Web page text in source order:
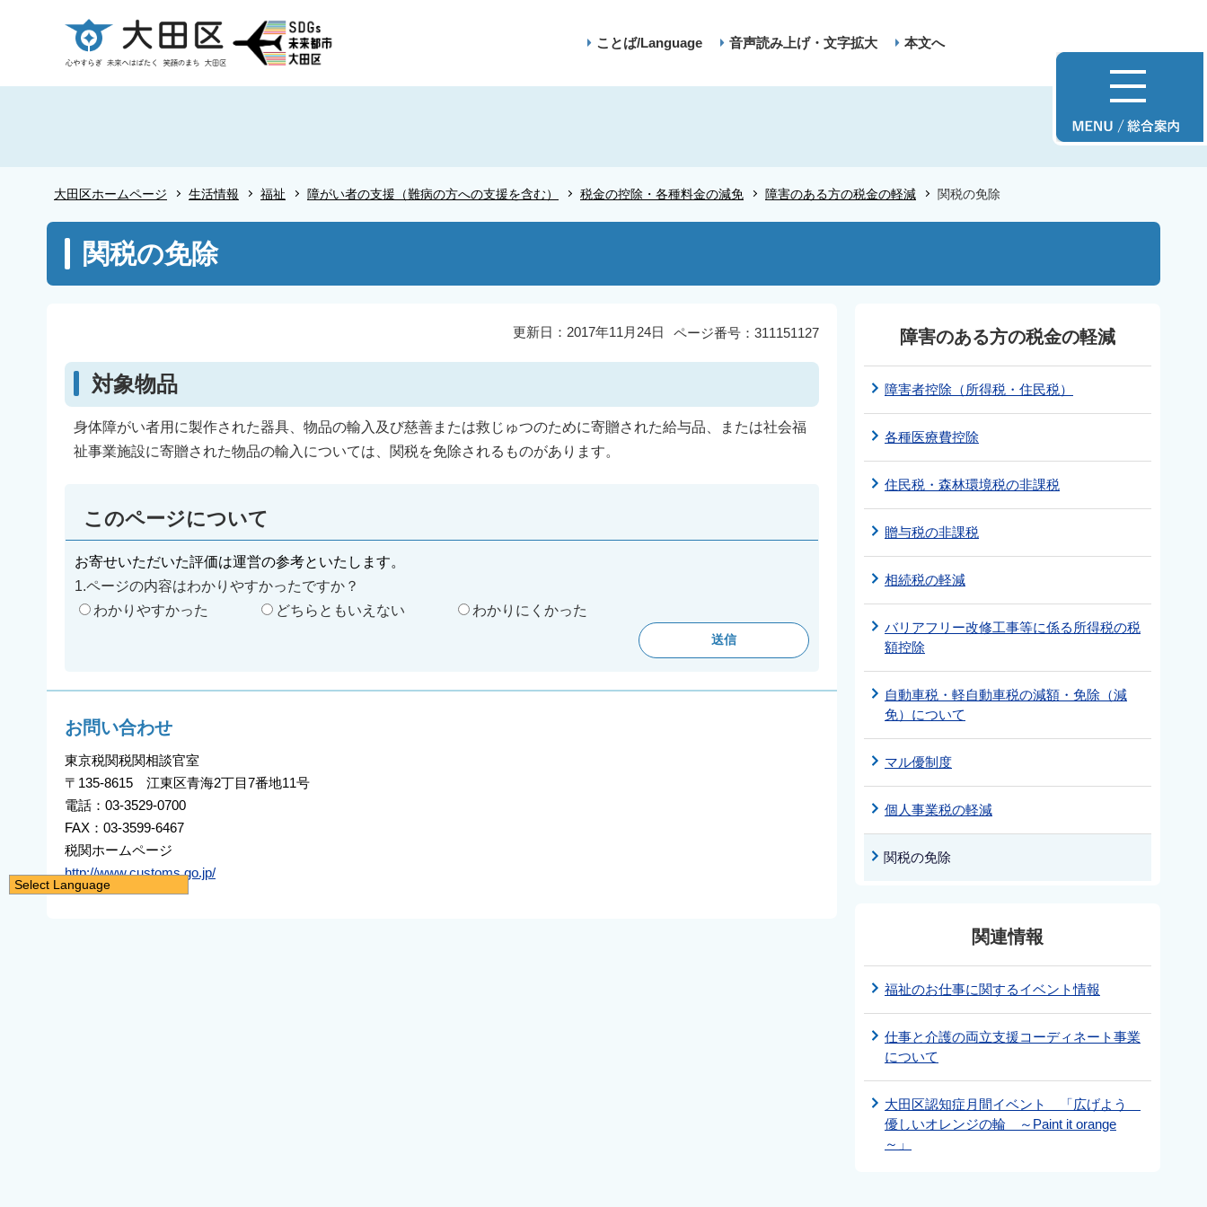
ー
ことば/Language 音声読み上げ・文字拡大 本文へ
大田区ホームページ 生活情報 福祉 障がい者の支援（難病の方への支援を含む） 税金の控除・各種料金の減免 障害のある方の税金の軽減 関税の免除
こ
関税の免除
ページ番号：311151127
更新日：2017年11月24日
対象物品
身体障がい者用に製作された器具、物品の輸入及び慈善または救じゅつのために寄贈された給与品、または社会福
祉事業施設に寄贈された物品の輸入については、関税を免除されるものがあります。
このページについて
お寄せいただいた評価は運営の参考といたします。
1.ページの内容はわかりやすかったですか？
わかりやすかった
どちらともいえない わかりにくかった
お問い合わせ
東京税関税関相談官室
〒135-8615 江東区青海2丁目7番地11号
電話：03-3529-0700
FAX：03-3599-6467
税関ホームページ
http://www.customs.go.jp/
障害のある方の税金の軽減
障害者控除（所得税・住民税）
各種医療費控除
住民税・森林環境税の非課税
贈与税の非課税
相続税の軽減
バリアフリー改修工事等に係る所得税の税
額控除
自動車税・軽自動車税の減額・免除（減
免）について
マル優制度
個人事業税の軽減
関税の免除
関連情報
福祉のお仕事に関するイベント情報
仕事と介護の両立支援コーディネート事業
について
大田区認知症月間イベント 「広げよう
優しいオレンジの輪 ～Paint it orange
～」
Select Language